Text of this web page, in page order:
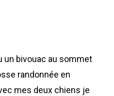
un bivouac au sommet
randonnée en
mes deux chiens je